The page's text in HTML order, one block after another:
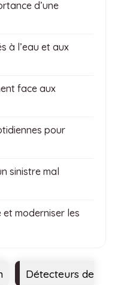
d’une
à l’eau et aux
face aux
pour
sinistre mal
moderniser les
Détecteurs de